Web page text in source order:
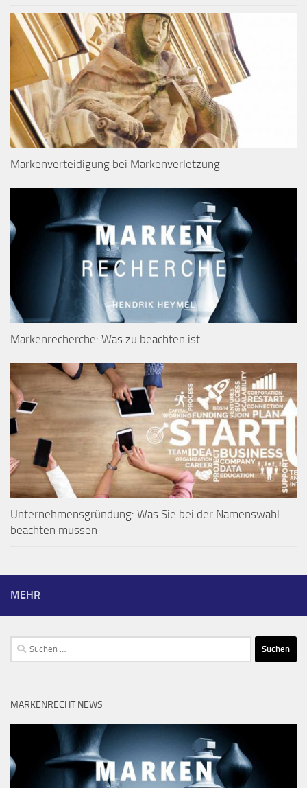
Markenverteidigung bei Markenverletzung
Markenrecherche: Was zu beachten ist
Unternehmensgründung: Was Sie bei der Namenswahl
beachten müssen
MEHR
Suchen
nach:
MARKENRECHT NEWS